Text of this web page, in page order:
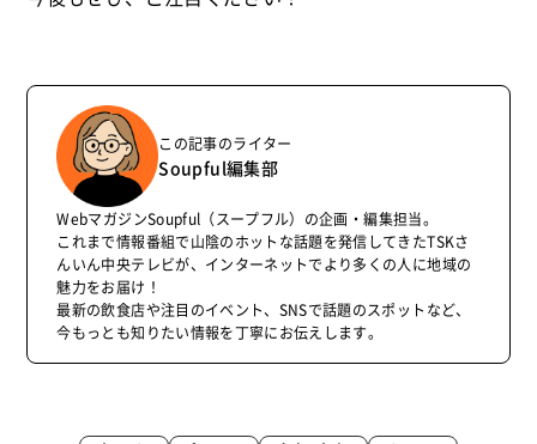
この記事のライター
Soupful編集部
WebマガジンSoupful（スープフル）の企画・編集担当。
これまで情報番組で山陰のホットな話題を発信してきたTSKさ
んいん中央テレビが、インターネットでより多くの人に地域の
魅力をお届け！
最新の飲食店や注目のイベント、SNSで話題のスポットなど、
今もっとも知りたい情報を丁寧にお伝えします。